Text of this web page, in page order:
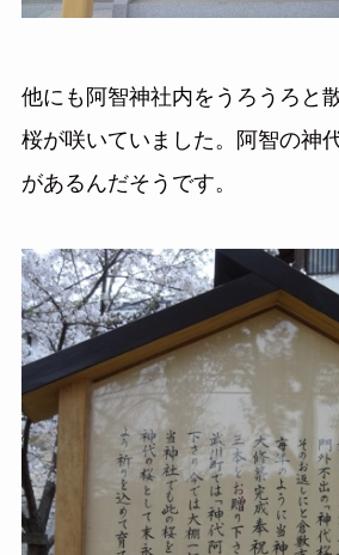
他にも阿智神社内をうろうろと
桜が咲いていました。阿智の神
があるんだそうです。